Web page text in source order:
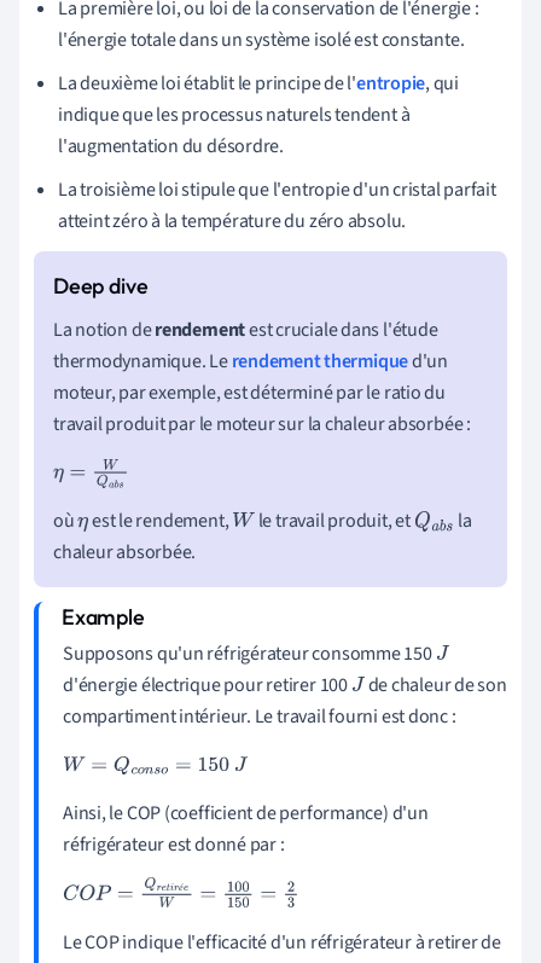
La première loi, ou loi de la conservation de l'énergie :
l'énergie totale dans un système isolé est constante.
La deuxième loi établit le principe de l'entropie, qui
indique que les processus naturels tendent à
l'augmentation du désordre.
La troisième loi stipule que l'entropie d'un cristal parfait
atteint zéro à la température du zéro absolu.
La notion derendementest cruciale dans l'étude
thermodynamique. Lerendement thermiqued'un
moteur, par exemple, est déterminé par le ratio du
travail produit par le moteur sur la chaleur absorbée :
η=W Qab
oùηest le rendement, W le travail produit, etQab la
chaleur absorbée.
Supposons qu'un réfrigérateur consomme 150J
d'énergie électrique pour retirer 100Jde chaleur de son
compartiment intérieur. Le travail fourni est donc :
W= Qc onso=150J
Ainsi, le COP (coefficient de performance) d'un
réfrigérateur est donné par :
é
COP=Qre tiréeW= 100150 =23
Le COP indique l'efficacité d'un réfrigérateur à retirer de